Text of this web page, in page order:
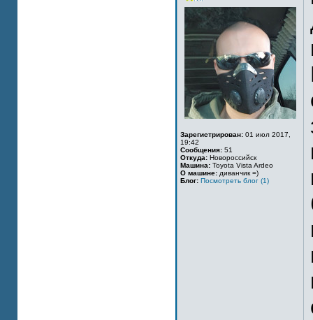
Зарегистрирован: 01 июл 2017,
19:42
Сообщения: 51
Откуда: Новороссийск
Машина: Toyota Vista Ardeo
О машине: диванчик =)
Блог: Посмотреть блог (1)